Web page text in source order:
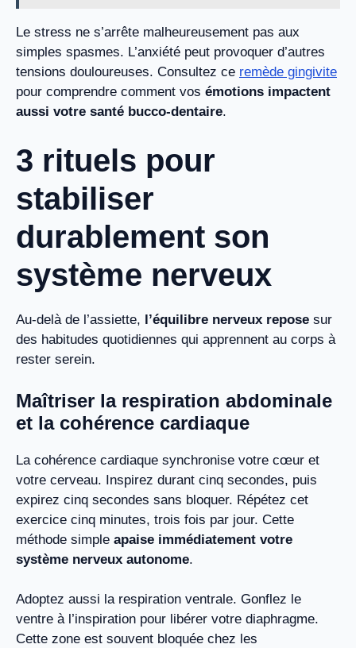
Le stress ne s’arrête malheureusement pas aux
simples spasmes. L’anxiété peut provoquer d’autres
tensions douloureuses. Consultez ce remède gingivite
pour comprendre comment vos émotions impactent
aussi votre santé bucco-dentaire.
3 rituels pour
stabiliser
durablement son
système nerveux
Au-delà de l’assiette, l’équilibre nerveux repose sur
des habitudes quotidiennes qui apprennent au corps à
rester serein.
Maîtriser la respiration abdominale
et la cohérence cardiaque
La cohérence cardiaque synchronise votre cœur et
votre cerveau. Inspirez durant cinq secondes, puis
expirez cinq secondes sans bloquer. Répétez cet
exercice cinq minutes, trois fois par jour. Cette
méthode simple apaise immédiatement votre
système nerveux autonome.
Adoptez aussi la respiration ventrale. Gonflez le
ventre à l’inspiration pour libérer votre diaphragme.
Cette zone est souvent bloquée chez les